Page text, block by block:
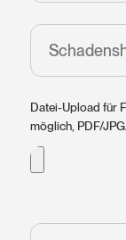
Datei-Upload für
möglich, PDF/